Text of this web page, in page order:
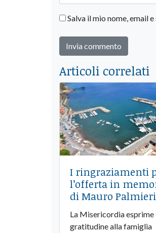
Salva il mio nome, email
Articoli correlati
I ringraziamenti
l’offerta in
di Mauro Palmieri
La Misericordia esprime
gratitudine alla famiglia